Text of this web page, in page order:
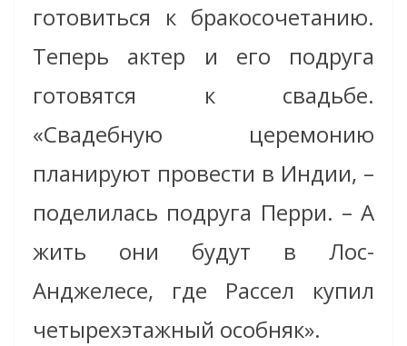
готовиться к бракосочетанию.
Теперь актер и его подруга
готовятся к свадьбе.
«Свадебную церемонию
планируют провести в Индии, –
поделилась подруга Перри. – А
жить они будут в Лос-
Анджелесе, где Рассел купил
четырехэтажный особняк».